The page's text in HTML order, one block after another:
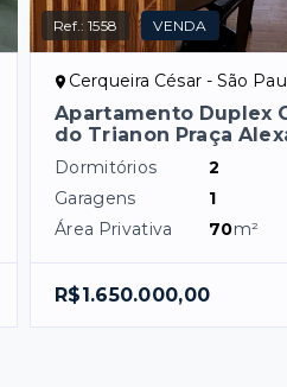
Ref.:1558 VENDA
Cerqueira César - São
Apartamento Duplex
do Trianon Praça
Dormitórios
2
Garagens
1
Área Privativa
70m²
R$1.650.000,00